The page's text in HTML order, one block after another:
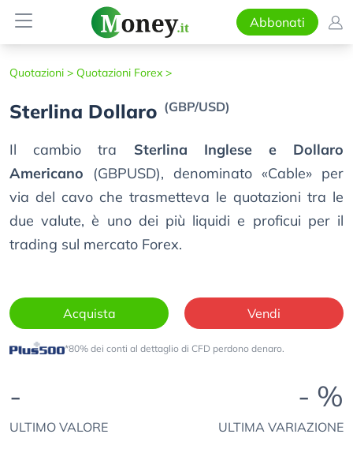
Abbonati
Quotazioni > Quotazioni Forex >
Sterlina Dollaro (GBP/USD)
Il cambio tra Sterlina Inglese e Dollaro
Americano (GBPUSD), denominato «Cable» per
via del cavo che trasmetteva le quotazioni tra le
due valute, è uno dei più liquidi e proficui per il
trading sul mercato Forex.
Acquista Vendi
*80% dei conti al dettaglio di CFD perdono denaro.
-
ULTIMO VALORE
- %
ULTIMA VARIAZIONE